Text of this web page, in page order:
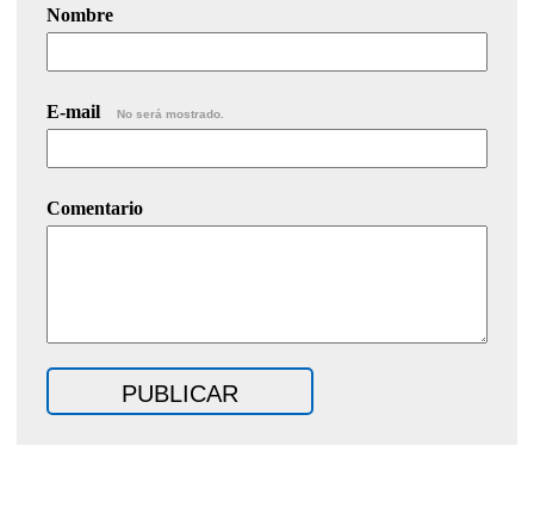
Nombre
E-mail No será mostrado.
Comentario